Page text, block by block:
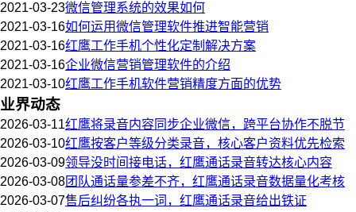
2021-03-23微信管理系统的效果如何
2021-03-16如何运用微信管理软件推进智能营销
2021-03-16红鹰工作手机个性化定制解决方案
2021-03-16企业微信营销管理软件的介绍
2021-03-10红鹰工作手机软件营销精度方面的优势
业界动态
2026-03-11红鹰将录音内容同步企业微信，跨平台协作不脱节
2026-03-10红鹰按客户等级分类录音，核心客户资料优先检索
2026-03-09领导没时间接电话，红鹰通话录音转达核心内容
2026-03-08团队通话量参差不齐，红鹰通话录音数据量化考核
2026-03-07售后纠纷各执一词，红鹰通话录音给出铁证